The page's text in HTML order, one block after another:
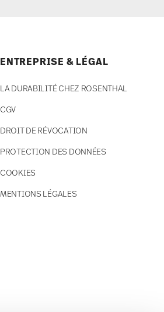
ENTREPRISE & LÉGAL
LA DURABILITÉ CHEZ ROSENTHAL
CGV
DROIT DE RÉVOCATION
PROTECTION DES DONNÉES
COOKIES
MENTIONS LÉGALES